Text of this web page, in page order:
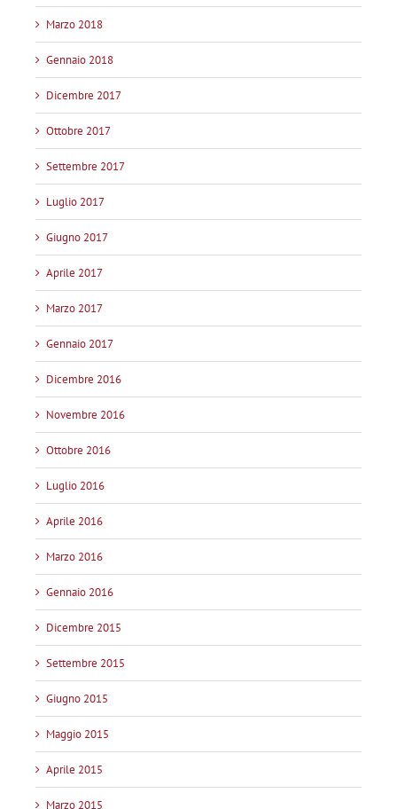
Marzo 2018
Gennaio 2018
Dicembre 2017
Ottobre 2017
Settembre 2017
Luglio 2017
Giugno 2017
Aprile 2017
Marzo 2017
Gennaio 2017
Dicembre 2016
Novembre 2016
Ottobre 2016
Luglio 2016
Aprile 2016
Marzo 2016
Gennaio 2016
Dicembre 2015
Settembre 2015
Giugno 2015
Maggio 2015
Aprile 2015
Marzo 2015